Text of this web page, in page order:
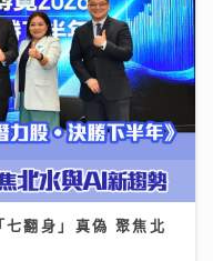
翻身」真偽 聚焦北